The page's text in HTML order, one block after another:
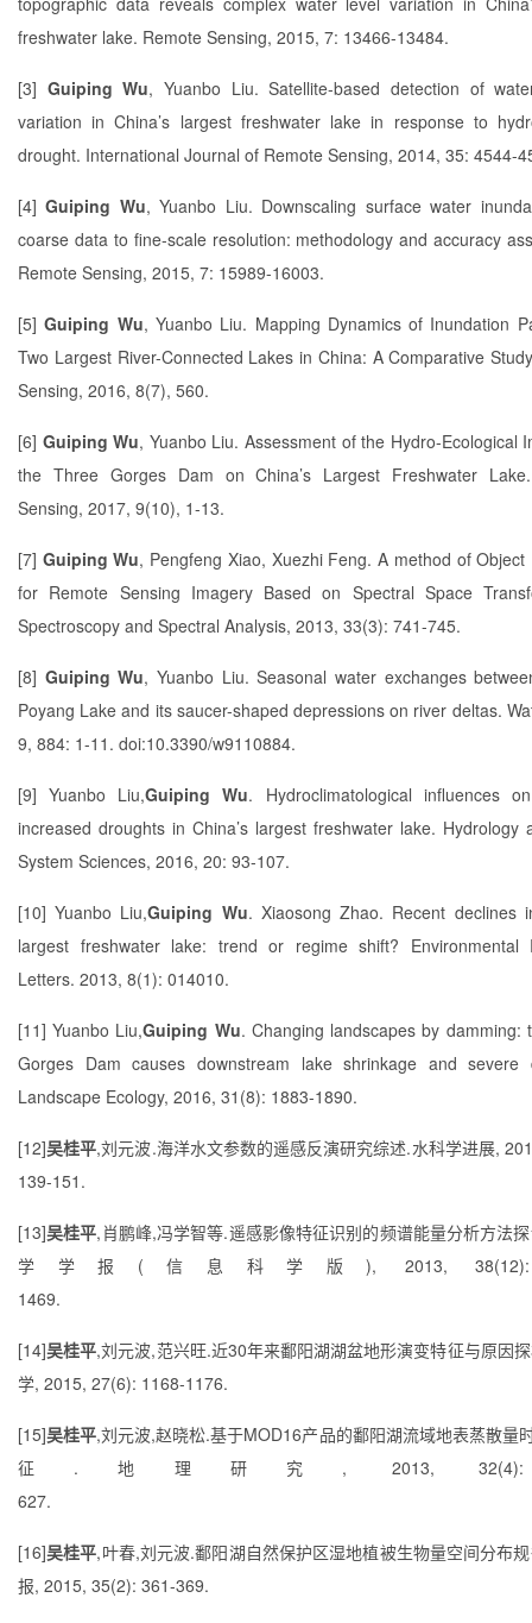
freshwater lake. Remote Sensing, 2015, 7: 13466-13484.
[3] Guiping Wu, Yuanbo Liu. Satellite-based detection of
variation in China’s largest freshwater lake in response to
drought. International Journal of Remote Sensing, 2014, 35: 4544-
[4] Guiping Wu, Yuanbo Liu. Downscaling surface water
coarse data to fine-scale resolution: methodology and accuracy
Remote Sensing, 2015, 7: 15989-16003.
[5] Guiping Wu, Yuanbo Liu. Mapping Dynamics of Inundation
Two Largest River-Connected Lakes in China: A Comparative
Sensing, 2016, 8(7), 560.
[6] Guiping Wu, Yuanbo Liu. Assessment of the Hydro-Ecological
the Three Gorges Dam on China’s Largest Freshwater
Sensing, 2017, 9(10), 1-13.
[7] Guiping Wu, Pengfeng Xiao, Xuezhi Feng. A method of Object
for Remote Sensing Imagery Based on Spectral Space
Spectroscopy and Spectral Analysis, 2013, 33(3): 741-745.
[8] Guiping Wu, Yuanbo Liu. Seasonal water exchanges
Poyang Lake and its saucer-shaped depressions on river deltas.
9, 884: 1-11. doi:10.3390/w9110884.
[9] Yuanbo Liu,Guiping Wu. Hydroclimatological influences
increased droughts in China’s largest freshwater lake. Hydrology
System Sciences, 2016, 20: 93-107.
[10] Yuanbo Liu,Guiping Wu. Xiaosong Zhao. Recent declines
largest freshwater lake: trend or regime shift? Environmental
Letters. 2013, 8(1): 014010.
[11] Yuanbo Liu,Guiping Wu. Changing landscapes by damming:
Gorges Dam causes downstream lake shrinkage and severe
Landscape Ecology, 2016, 31(8): 1883-1890.
[12]吴桂平,刘元波.海洋水文参数的遥感反演研究综述.水科学进展,
139-151.
[13]吴桂平, 肖鹏峰,冯学智等.遥感影像特征识别的频谱能量分析方法
学学报 ( 信息科学版), 2013,
1469.
[14]吴桂平,刘元波,范兴旺.近30年来鄱阳湖湖盆地形演变特征与原因
学, 2015, 27(6): 1168-1176.
[15]吴桂平,刘元波,赵晓松.基于MOD16产品的鄱阳湖流域地表蒸散量
征 . 地理研究 , 2013,
627.
[16]吴桂平,叶春,刘元波.鄱阳湖自然保护区湿地植被生物量空间分布
报, 2015, 35(2): 361-369.